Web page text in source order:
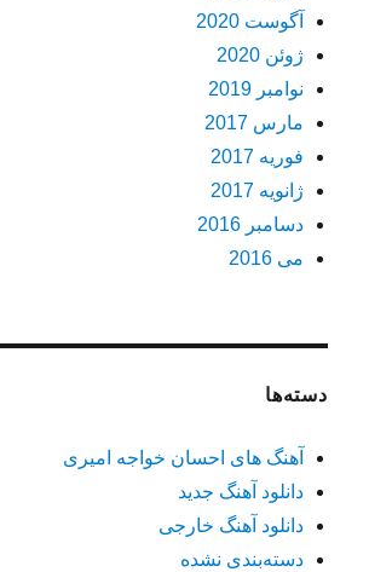
آگوست 2020
ژوئن 2020
نوامبر 2019
مارس 2017
فوریه 2017
ژانویه 2017
دسامبر 2016
می 2016
دسته‌ها
آهنگ های احسان خواجه امیری
دانلود آهنگ جدید
دانلود آهنگ خارجی
دسته‌بندی نشده